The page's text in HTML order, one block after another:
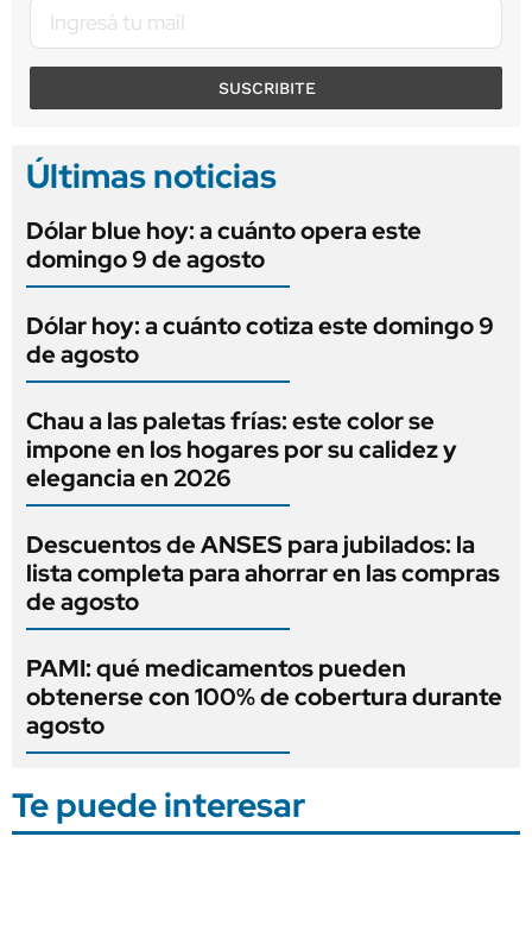
SUSCRIBITE
Últimas noticias
Dólar blue hoy: a cuánto opera este
domingo 9 de agosto
Dólar hoy: a cuánto cotiza este domingo 9
de agosto
Chau a las paletas frías: este color se
impone en los hogares por su calidez y
elegancia en 2026
Descuentos de ANSES para jubilados: la
lista completa para ahorrar en las compras
de agosto
PAMI: qué medicamentos pueden
obtenerse con 100% de cobertura durante
agosto
Te puede interesar